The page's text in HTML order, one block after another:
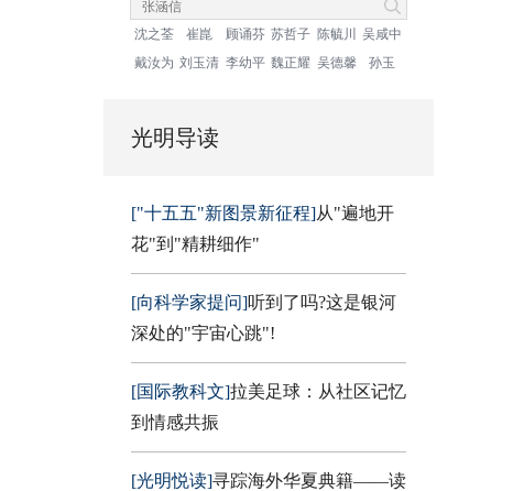
沈之荃 崔崑 顾诵芬 苏哲子 陈毓川
吴咸中
戴汝为 刘玉清 李幼平 魏正耀 吴德馨 孙玉
光明导读
["十五五"新图景新征程]从"遍地开
花"到"精耕细作"
[向科学家提问]听到了吗?这是银河
深处的"宇宙心跳"!
[国际教科文]拉美足球：从社区记忆
到情感共振
[光明悦读]寻踪海外华夏典籍——读